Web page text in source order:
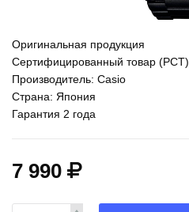
Оригинальная продукция
Сертифицированный товар (РСТ)
Производитель: Casio
Страна: Япония
Гарантия 2 года
7 990